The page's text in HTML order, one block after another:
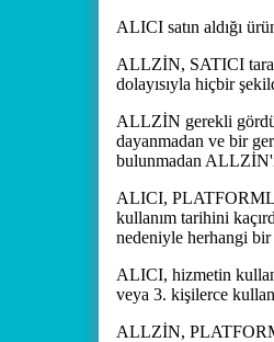
ALICI satın aldığı
ALLZİN, SATICI
dolayısıyla hiçbir
ALLZİN gerekli
dayanmadan ve bir
bulunmadan
ALICI,
kullanım tarihini
nedeniyle herhangi bir
ALICI, hizmetin
veya 3. kişilerce
ALLZİN,